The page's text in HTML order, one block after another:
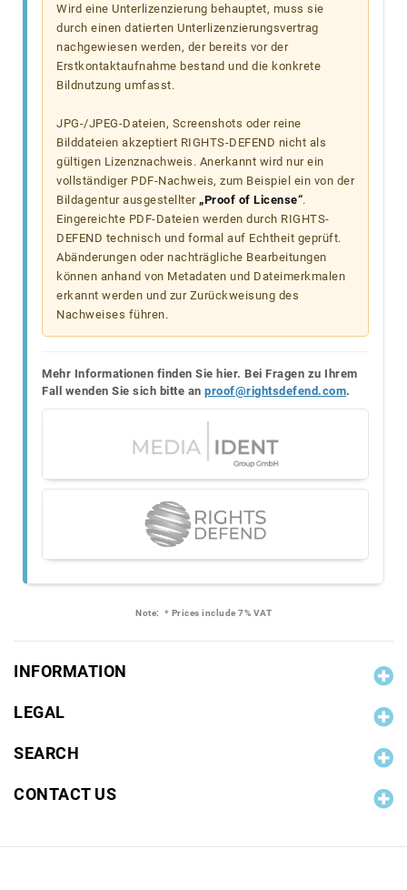
Wird eine Unterlizenzierung behauptet, muss sie
durch einen datierten Unterlizenzierungsvertrag
nachgewiesen werden, der bereits vor der
Erstkontaktaufnahme bestand und die konkrete
Bildnutzung umfasst.
JPG-/JPEG-Dateien, Screenshots oder reine
Bilddateien akzeptiert RIGHTS-DEFEND nicht als
gültigen Lizenznachweis. Anerkannt wird nur ein
vollständiger PDF-Nachweis, zum Beispiel ein von der
Bildagentur ausgestellter „Proof of License“.
Eingereichte PDF-Dateien werden durch RIGHTS-
DEFEND technisch und formal auf Echtheit geprüft.
Abänderungen oder nachträgliche Bearbeitungen
können anhand von Metadaten und Dateimerkmalen
erkannt werden und zur Zurückweisung des
Nachweises führen.
Mehr Informationen finden Sie hier. Bei Fragen zu Ihrem
Fall wenden Sie sich bitte an proof@rightsdefend.com.
Note: * Prices include 7% VAT
INFORMATION
LEGAL
SEARCH
CONTACT US